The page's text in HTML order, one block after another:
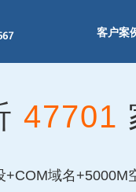
客户案
47701
+COM域名